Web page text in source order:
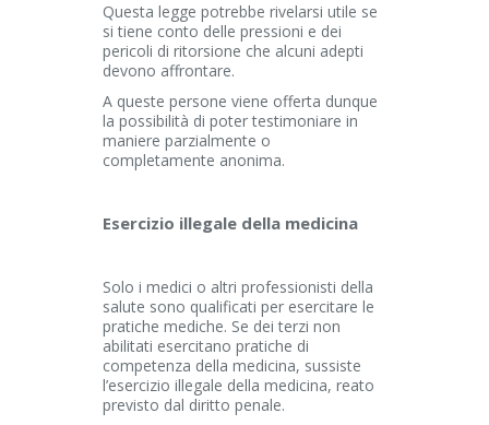
Questa legge potrebbe rivelarsi utile se
si tiene conto delle pressioni e dei
pericoli di ritorsione che alcuni adepti
devono affrontare.
A queste persone viene offerta dunque
la possibilità di poter testimoniare in
maniere parzialmente o
completamente anonima.
Esercizio illegale della medicina
Solo i medici o altri professionisti della
salute sono qualificati per esercitare le
pratiche mediche. Se dei terzi non
abilitati esercitano pratiche di
competenza della medicina, sussiste
l’esercizio illegale della medicina, reato
previsto dal diritto penale.